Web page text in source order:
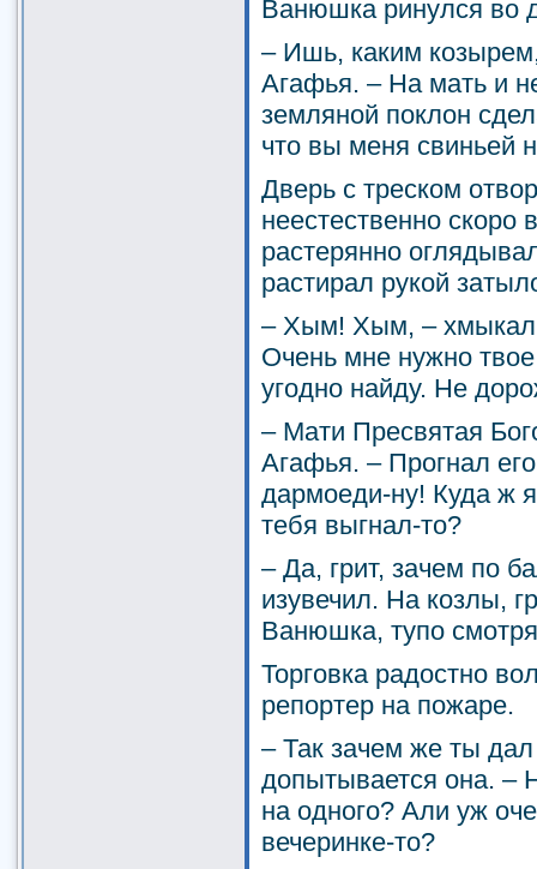
Ванюшка ринулся во
– Ишь, каким
Агафья. – На мать и
земляной поклон
что вы меня свиньей
Дверь с треском
неестественно
растерянно
растирал рукой
– Хым! Хым, – хмыкал
Очень мне нужно
угодно найду. Не
– Мати Пресвятая
Агафья. – Прогнал
дармоеди-ну! Куда ж
тебя выгнал-то?
– Да, грит, зачем по
изувечил. На козлы,
Ванюшка, тупо
Торговка радостно
репортер на пожаре.
– Так зачем же ты
допытывается она. –
на одного? Али уж
вечеринке-то?